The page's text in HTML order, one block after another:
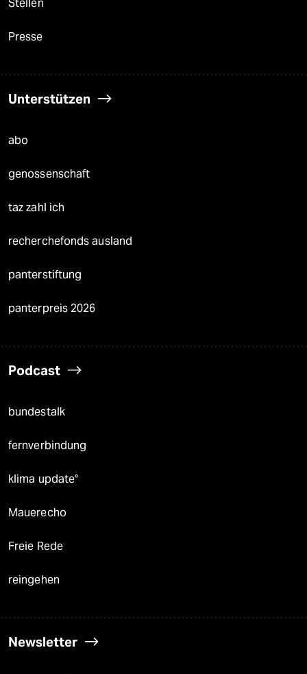
Stellen
Presse
Unterstützen
abo
genossenschaft
taz zahl ich
recherchefonds ausland
panterstiftung
panterpreis 2026
Podcast
bundestalk
fernverbindung
klima update°
Mauerecho
Freie Rede
reingehen
Newsletter